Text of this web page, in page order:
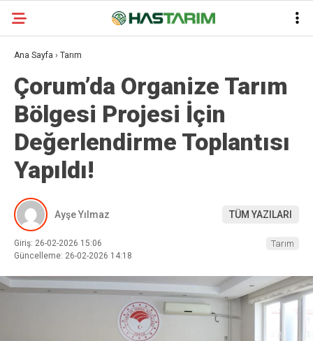
Ana Sayfa › Tarım
Çorum’da Organize Tarım
Bölgesi Projesi İçin
Değerlendirme Toplantısı
Yapıldı!
Ayşe Yılmaz TÜM YAZILARI
Giriş: 26-02-2026 15:06
Güncelleme: 26-02-2026 14:18
Tarım